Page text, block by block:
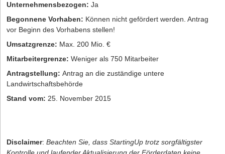
Unternehmensbezogen: Ja
Begonnene Vorhaben: Können nicht gefördert werden. Antrag
vor Beginn des Vorhabens stellen!
Umsatzgrenze: Max. 200 Mio. €
Mitarbeitergrenze: Weniger als 750 Mitarbeiter
Antragstellung: Antrag an die zuständige untere
Landwirtschaftsbehörde
Stand vom: 25. November 2015
Disclaimer: Beachten Sie, dass StartingUp trotz sorgfältigster